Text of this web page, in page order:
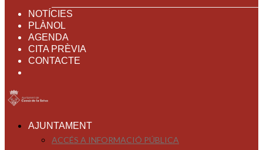
NOTÍCIES
PLÀNOL
AGENDA
CITA PRÈVIA
CONTACTE
AJUNTAMENT
ACCÉS A INFORMACIÓ PÚBLICA